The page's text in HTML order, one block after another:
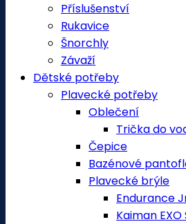
Příslušenství
Rukavice
Šnorchly
Závaží
Dětské potřeby
Plavecké potřeby
Oblečení
Trička do
Čepice
Bazénové
Plavecké brýle
Endurance
Kaiman EXO